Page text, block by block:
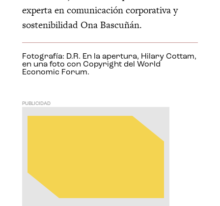
experta en comunicación corporativa y
sostenibilidad Ona Bascuñán.
Fotografía: D.R. En la apertura, Hilary Cottam,
en una foto con Copyright del World
Economic Forum.
PUBLICIDAD